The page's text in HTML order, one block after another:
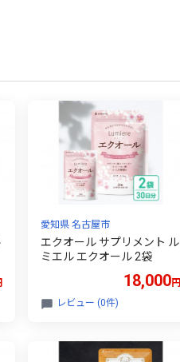
愛知県 名古屋市
エクオール サプリメント ル
ミエル エクオール 2袋
18,000円
レビュー (0件)